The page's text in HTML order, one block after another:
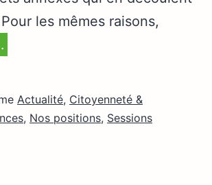
les mêmes raisons,
Actualité, Citoyenneté &
, Nos positions, Sessions